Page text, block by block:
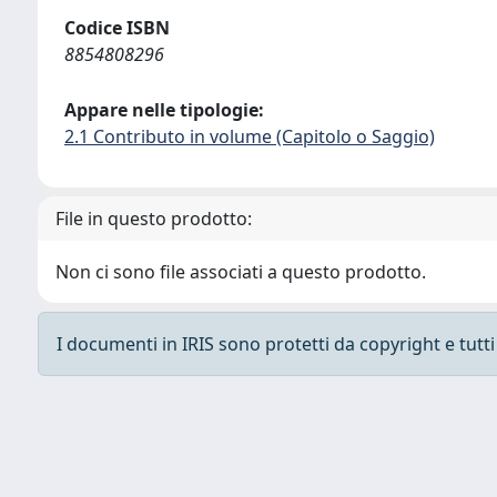
Codice ISBN
8854808296
Appare nelle tipologie:
2.1 Contributo in volume (Capitolo o Saggio)
File in questo prodotto:
Non ci sono file associati a questo prodotto.
I documenti in IRIS sono protetti da copyright e